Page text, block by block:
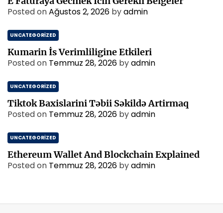
Posted onAğustos 2, 2026 byadmin
UNCATEGORIZED
Kumarin İs Verimliligine Etkileri
Posted on Temmuz 28, 2026 byadmin
UNCATEGORIZED
Tiktok Baxislarini Təbii Səkildə Artirmaq
Posted on Temmuz 28, 2026 byadmin
UNCATEGORIZED
Ethereum Wallet And Blockchain Explained
Posted on Temmuz 28, 2026 byadmin